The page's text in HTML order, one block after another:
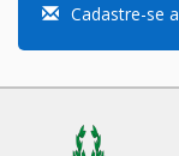
Cadastre-se